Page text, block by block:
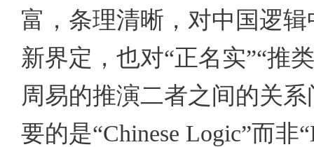
富，条理清晰，对中国逻辑
新界定，也对“正名实”“推
周易的推演二者之间的关
要的是“Chinese Logic”而非“